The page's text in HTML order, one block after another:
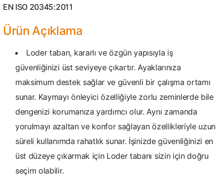
EN ISO 20345:2011
Ürün Açıklama
Loder taban, kararlı ve özgün yapısıyla iş
güvenliğinizi üst seviyeye çıkartır. Ayaklarınıza
maksimum destek sağlar ve güvenli bir çalışma ortamı
sunar. Kaymayı önleyici özelliğiyle zorlu zeminlerde bile
dengenizi korumanıza yardımcı olur. Aynı zamanda
yorulmayı azaltan ve konfor sağlayan özellikleriyle uzun
süreli kullanımda rahatlık sunar. İşinizde güvenliğinizi en
üst düzeye çıkarmak için Loder tabanı sizin için doğru
seçim olabilir.